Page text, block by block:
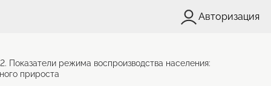
Авторизация
Показатели режима воспроизводства населения:
прироста